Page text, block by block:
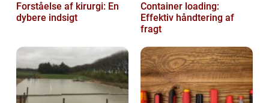
Forståelse af kirurgi: En
dybere indsigt
Container loading:
Effektiv håndtering af
fragt